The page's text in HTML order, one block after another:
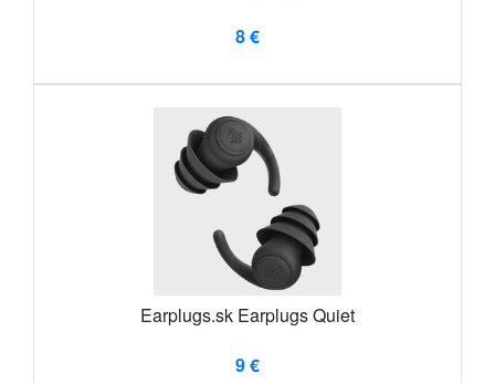
8 €
Earplugs.sk Earplugs Quiet
9 €